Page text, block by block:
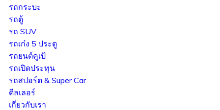
รถกระบะ
รถตู้
รถ SUV
รถเก๋ง 5 ประตู
รถยนต์คูเป้
รถเปิดประทุน
รถสปอร์ต & Super Car
ดีลเลอร์
เกี่ยวกับเรา